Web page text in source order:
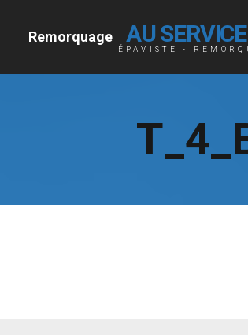
AU
ÉPAVISTE -
Remorquage